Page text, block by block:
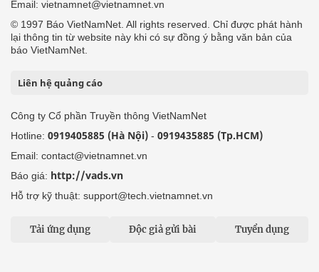
Email: vietnamnet@vietnamnet.vn
© 1997 Báo VietNamNet. All rights reserved. Chỉ được phát hành
lại thông tin từ website này khi có sự đồng ý bằng văn bản của
báo VietNamNet.
Liên hệ quảng cáo
Công ty Cổ phần Truyền thông VietNamNet
Hotline: 0919405885 (Hà Nội) - 0919435885 (Tp.HCM)
Email: contact@vietnamnet.vn
Báo giá: http://vads.vn
Hỗ trợ kỹ thuật: support@tech.vietnamnet.vn
Tải ứng dụng Độc giả gửi bài Tuyển dụng